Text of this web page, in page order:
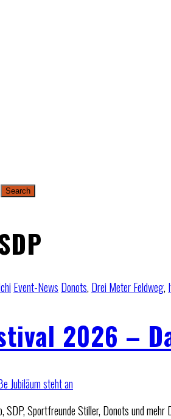
Search
Event-News Donots, Drei Meter Feldweg,
2026 –
SDP, Sportfreunde Stiller, Donots und